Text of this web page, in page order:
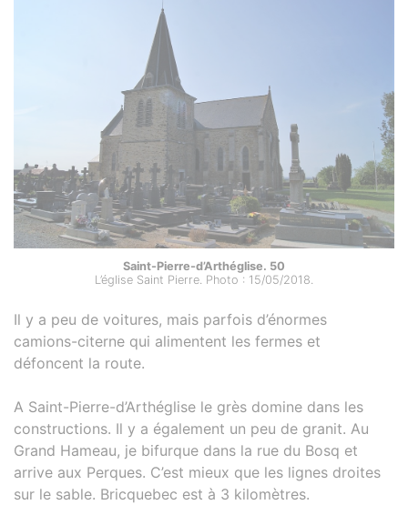
Saint-Pierre-d’Arthéglise. 50
L’église Saint Pierre. Photo : 15/05/2018.
Il y a peu de voitures, mais parfois d’énormes
camions-citerne qui alimentent les fermes et
défoncent la route.
A Saint-Pierre-d’Arthéglise le grès domine dans les
constructions. Il y a également un peu de granit. Au
Grand Hameau, je bifurque dans la rue du Bosq et
arrive aux Perques. C’est mieux que les lignes droites
sur le sable. Bricquebec est à 3 kilomètres.